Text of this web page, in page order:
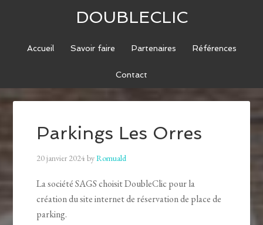
DOUBLECLIC
Accueil Savoir faire Partenaires Références
Contact
Parkings Les Orres
20 janvier 2024byRomuald
La société SAGS choisit DoubleClic pour la
création du site internet de réservation de place de
parking.